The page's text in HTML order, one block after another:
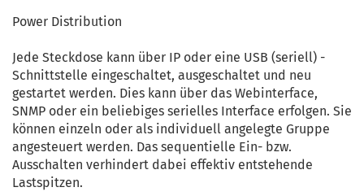
Power Distribution
Jede Steckdose kann über IP oder eine USB (seriell) -
Schnittstelle eingeschaltet, ausgeschaltet und neu
gestartet werden. Dies kann über das Webinterface,
SNMP oder ein beliebiges serielles Interface erfolgen. Sie
können einzeln oder als individuell angelegte Gruppe
angesteuert werden. Das sequentielle Ein- bzw.
Ausschalten verhindert dabei effektiv entstehende
Lastspitzen.